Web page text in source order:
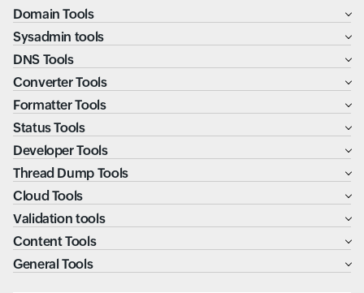
Domain Tools
Sysadmin tools
DNS Tools
Converter Tools
Formatter Tools
Status Tools
Developer Tools
Thread Dump Tools
Cloud Tools
Validation tools
Content Tools
General Tools